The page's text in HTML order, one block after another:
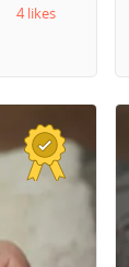
4 likes